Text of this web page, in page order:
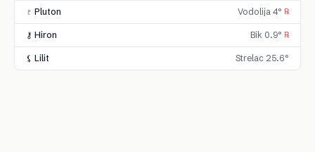
♇ Pluton Vodolija 4° ℞
⚷ Hiron Bik 0.9° ℞
⚸ Lilit Strelac 25.6°